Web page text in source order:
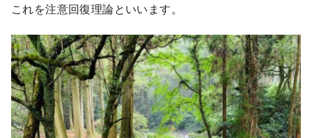
これを注意回復理論といいます。